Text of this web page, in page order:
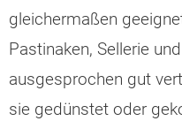
gleichermaßen
Pastinaken, Sellerie
ausgesprochen gut
sie gedünstet oder